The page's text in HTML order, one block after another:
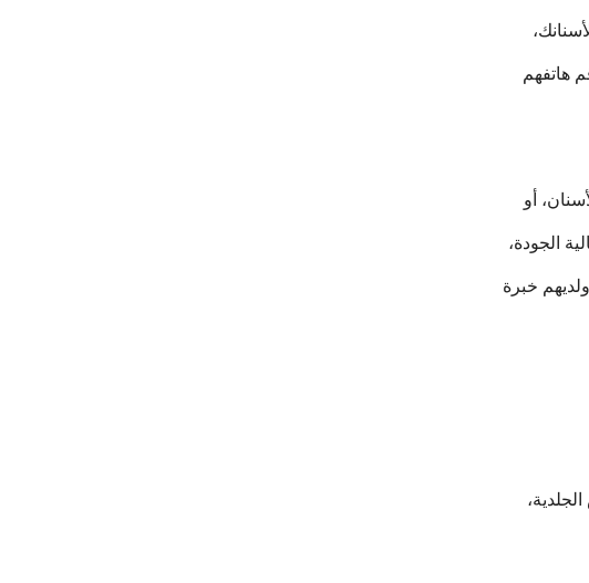
هاتفهم
أو
وعالية الجودة،
خبرة